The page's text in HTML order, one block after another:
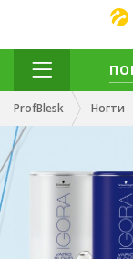
ProfBlesk Ногти